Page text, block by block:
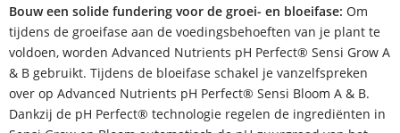
Bouw een solide fundering voor de groei- en bloeifase: Om
tijdens de groeifase aan de voedingsbehoeften van je plant te
voldoen, worden Advanced Nutrients pH Perfect® Sensi Grow A
& B gebruikt. Tijdens de bloeifase schakel je vanzelfspreken
over op Advanced Nutrients pH Perfect® Sensi Bloom A & B.
Dankzij de pH Perfect® technologie regelen de ingrediënten in